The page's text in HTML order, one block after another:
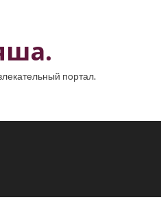
портал.